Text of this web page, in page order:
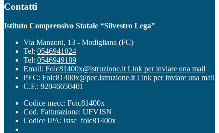
Contatti
Istituto Comprensivo Statale “Silvestro Lega”
Via Manzoni, 13 - Modigliana (FC)
Tel: 0546941024
Tel: 0546949189
Email: Foic81400x@istruzione.it Link per inviare una mail
PEC: Foic81400x@pec.istruzione.it Link per inviare una mail
C.F.: 92046650401
Codice mecc: Foic81400x
Cod. Fatturazione: UFVJSN
Codice IPA: istsc_foic81400x